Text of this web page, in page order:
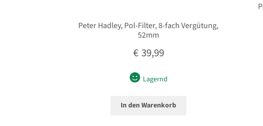
Peter Hadley, Pol-Filter, 8-fach Vergütung,
52mm
€ 39,99
Lagernd
In den Warenkorb